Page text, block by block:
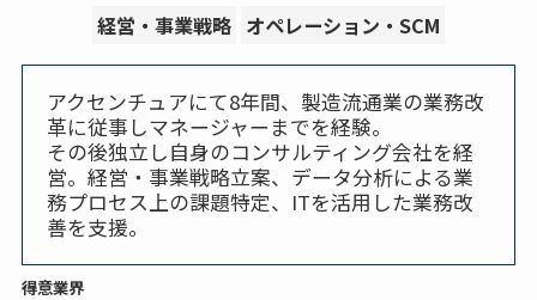
経営・事業戦略 オペレーション・SCM
アクセンチュアにて8年間、製造流通業の業務改
革に従事しマネージャーまでを経験。
その後独立し自身のコンサルティング会社を経
営。経営・事業戦略立案、データ分析による業
務プロセス上の課題特定、ITを活用した業務改
善を支援。
得意業界